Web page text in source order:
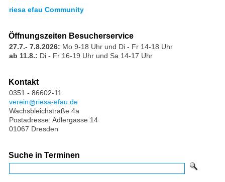
riesa efau Community
Öffnungszeiten Besucherservice
27.7.- 7.8.2026: Mo 9-18 Uhr und Di - Fr 14-18 Uhr
ab 11.8.: Di - Fr 16-19 Uhr und Sa 14-17 Uhr
Kontakt
0351 - 86602-11
verein
riesa-efau.de
Wachsbleichstraße 4a
Postadresse: Adlergasse 14
01067 Dresden
Suche in Terminen